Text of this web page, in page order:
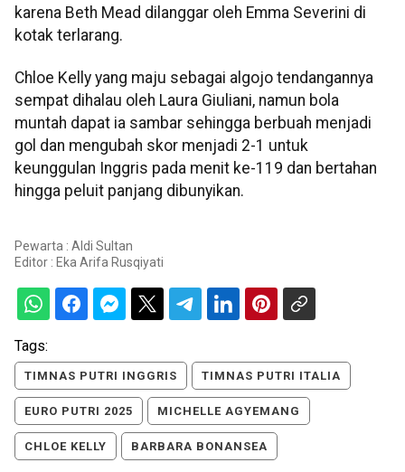
karena Beth Mead dilanggar oleh Emma Severini di
kotak terlarang.
Chloe Kelly yang maju sebagai algojo tendangannya
sempat dihalau oleh Laura Giuliani, namun bola
muntah dapat ia sambar sehingga berbuah menjadi
gol dan mengubah skor menjadi 2-1 untuk
keunggulan Inggris pada menit ke-119 dan bertahan
hingga peluit panjang dibunyikan.
Pewarta : Aldi Sultan
Editor : Eka Arifa Rusqiyati
Tags:
TIMNAS PUTRI INGGRIS TIMNAS PUTRI ITALIA
EURO PUTRI 2025 MICHELLE AGYEMANG
CHLOE KELLY BARBARA BONANSEA